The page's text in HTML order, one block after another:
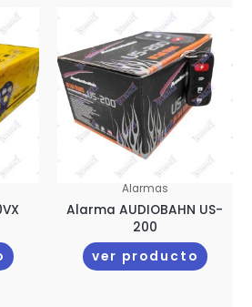
Alarmas
Alarma AUDIOBAHN US-
200
ver producto